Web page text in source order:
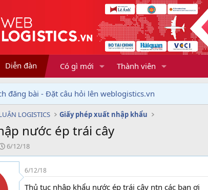
Diễn đàn Có gì mới Thành viên
đăng bài - Đặt câu hỏi lên weblogistics.vn
LOGISTICS Giấy phép xuất nhập khẩu
nước ép trái cây
N
g
à
g
6/12/18
6/12/18
Thủ tục nhập khẩu nước ép trái cây ntn các bạn ơi